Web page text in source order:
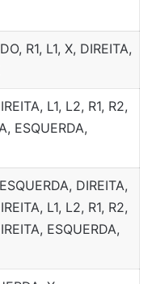
R1, L1, X, DIREITA,
L1, L2, R1, R2,
ESQUERDA,
DIREITA,
L1, L2, R1, R2,
ESQUERDA,